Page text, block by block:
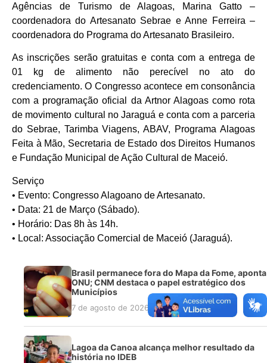
Agências de Turismo de Alagoas, Marina Gatto –
coordenadora do Artesanato Sebrae e Anne Ferreira –
coordenadora do Programa do Artesanato Brasileiro.
As inscrições serão gratuitas e conta com a entrega de
01 kg de alimento não perecível no ato do
credenciamento. O Congresso acontece em consonância
com a programação oficial da Artnor Alagoas como rota
de movimento cultural no Jaraguá e conta com a parceria
do Sebrae, Tarimba Viagens, ABAV, Programa Alagoas
Feita à Mão, Secretaria de Estado dos Direitos Humanos
e Fundação Municipal de Ação Cultural de Maceió.
Serviço
• Evento: Congresso Alagoano de Artesanato.
• Data: 21 de Março (Sábado).
• Horário: Das 8h às 14h.
• Local: Associação Comercial de Maceió (Jaraguá).
Brasil permanece fora do Mapa da Fome, aponta
ONU; CNM destaca o papel estratégico dos
Municípios
7 de agosto de 2026
Lagoa da Canoa alcança melhor resultado da
história no IDEB